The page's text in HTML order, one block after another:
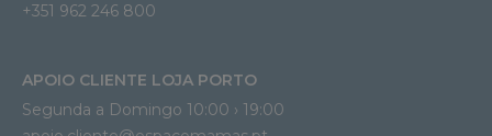
+351 962 246 800
APOIO CLIENTE LOJA PORTO
Segunda a Domingo 10:00 › 19:00